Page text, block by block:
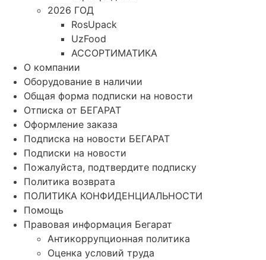
2026 ГОД
RosUpack
UzFood
АССОРТИМАТИКА
О компании
Оборудование в наличии
Общая форма подписки на новости
Отписка от БЕГАРАТ
Оформление заказа
Подписка на новости БЕГАРАТ
Подписки на новости
Пожалуйста, подтвердите подписку
Политика возврата
ПОЛИТИКА КОНФИДЕНЦИАЛЬНОСТИ
Помощь
Правовая информация Бегарат
Антикоррупционная политика
Оценка условий труда